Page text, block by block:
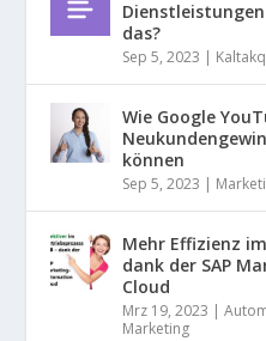
das?
Sep 5, 2023 |
Wie Google
können
Sep 5, 2023 |
Mehr Effizienz
dank der SAP
Cloud
Mrz 19, 2023 |
Marketing